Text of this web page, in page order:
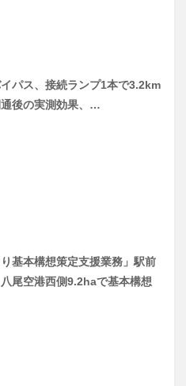
パス、接続ランプ1本で3.2km
後の実測効果、…
基本構想策定支援業務」駅前
尾空港西側9.2haで基本構想